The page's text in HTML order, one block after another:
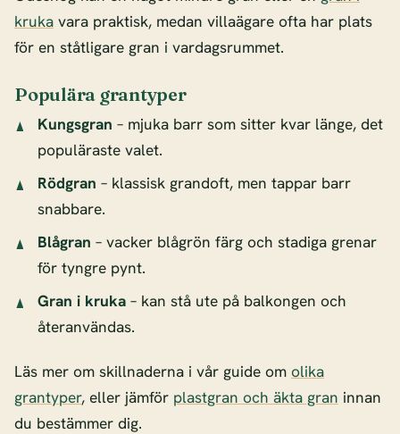
kruka vara praktisk, medan villaägare ofta har plats
för en ståtligare gran i vardagsrummet.
Populära grantyper
Kungsgran – mjuka barr som sitter kvar länge, det
populäraste valet.
Rödgran – klassisk grandoft, men tappar barr
snabbare.
Blågran – vacker blågrön färg och stadiga grenar
för tyngre pynt.
Gran i kruka– kan stå ute på balkongen och
återanvändas.
Läs mer om skillnaderna i vår guide om olika
grantyper, eller jämför plastgran och äkta gran innan
du bestämmer dig.